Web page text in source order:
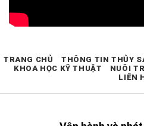
TRANG CHỦ THÔNG TIN THỦY
KHOA HỌC KỸ THUẬT
NUÔI
LIÊN